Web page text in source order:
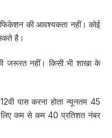
की आवश्यकता नहीं। कोई
है।
जरूरत नहीं। किसी भी शाखा के
12वी पास करना होता न्यूनतम 45
कम से कम 40 प्रतिशत नंबर